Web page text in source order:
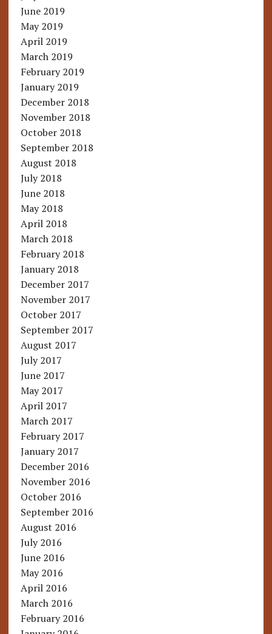
June 2019
May 2019
April 2019
March 2019
February 2019
January 2019
December 2018
November 2018
October 2018
September 2018
August 2018
July 2018
June 2018
May 2018
April 2018
March 2018
February 2018
January 2018
December 2017
November 2017
October 2017
September 2017
August 2017
July 2017
June 2017
May 2017
April 2017
March 2017
February 2017
January 2017
December 2016
November 2016
October 2016
September 2016
August 2016
July 2016
June 2016
May 2016
April 2016
March 2016
February 2016